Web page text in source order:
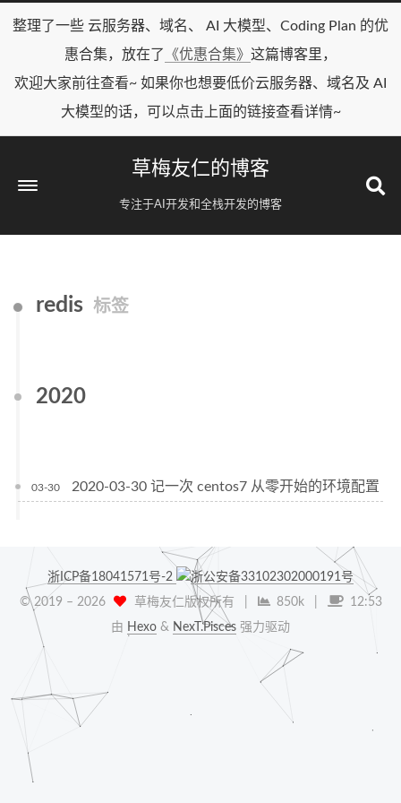
整理了一些 云服务器、域名、 AI 大模型、Coding Plan 的优
惠合集，放在了
《优惠合集》 这篇博客里，
欢迎大家前往查看~ 如果你也想要低价云服务器、域名及 AI
大模型的话，可以点击上面的链接查看详情~
草梅友仁的博客
专注于AI开发和全栈开发的博客
redis 标签
2020
03-30 2020-03-30 记一次 centos7 从零开始的环境配置
浙ICP备18041571号-2
浙公安备33102302000191号
© 2019 – 2026 草梅友仁版权所有 850k
12:53
由 Hexo & NexT.Pisces 强力驱动